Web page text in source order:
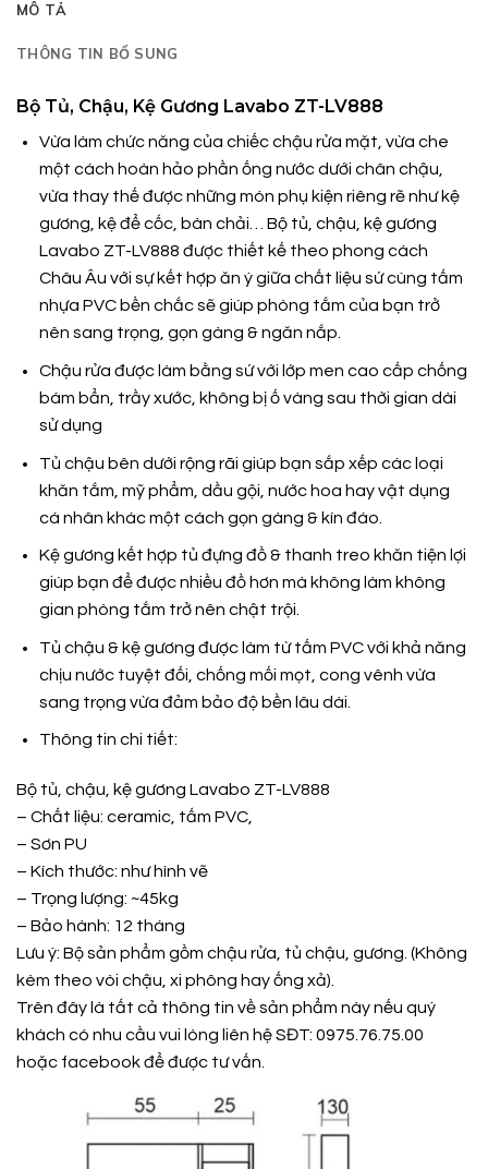
MÔ TẢ
THÔNG TIN BỔ SUNG
Bộ Tủ, Chậu, Kệ Gương Lavabo ZT-LV888
Vừa làm chức năng của chiếc chậu rửa mặt, vừa che
một cách hoàn hảo phần ống nước dưới chân chậu,
vừa thay thế được những món phụ kiện riêng rẽ như kệ
gương, kệ để cốc, bàn chải… Bộ tủ, chậu, kệ gương
Lavabo ZT-LV888 được thiết kế theo phong cách
Châu Âu với sự kết hợp ăn ý giữa chất liệu sứ cùng tấm
nhựa PVC bền chắc sẽ giúp phòng tắm của bạn trở
nên sang trọng, gọn gàng & ngăn nắp.
Chậu rửa được làm bằng sứ với lớp men cao cấp chống
bám bẩn, trầy xước, không bị ố vàng sau thời gian dài
sử dụng
Tủ chậu bên dưới rộng rãi giúp bạn sắp xếp các loại
khăn tắm, mỹ phẩm, dầu gội, nước hoa hay vật dụng
cá nhân khác một cách gọn gàng & kín đáo.
Kệ gương kết hợp tủ đựng đồ & thanh treo khăn tiện lợi
giúp bạn để được nhiều đồ hơn mà không làm không
gian phòng tắm trở nên chật trội.
Tủ chậu & kệ gương được làm từ tấm PVC với khả năng
chịu nước tuyệt đối, chống mối mọt, cong vênh vừa
sang trọng vừa đảm bảo độ bền lâu dài.
Thông tin chi tiết:
Bộ tủ, chậu, kệ gương Lavabo ZT-LV888
– Chất liệu: ceramic, tấm PVC,
– Sơn PU
– Kích thước: như hình vẽ
– Trọng lượng: ~45kg
– Bảo hành: 12 tháng
Lưu ý: Bộ sản phẩm gồm chậu rửa, tủ chậu, gương. (Không
kèm theo vòi chậu, xi phông hay ống xả).
Trên đây là tất cả thông tin về sản phẩm này nếu quý
khách có nhu cầu vui lòng liên hệ SĐT: 0975.76.75.00
hoặc facebookđể được tư vấn.